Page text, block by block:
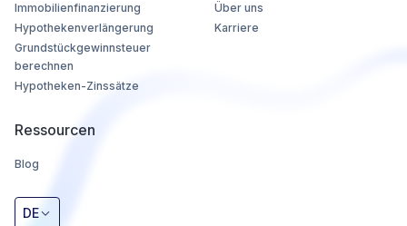
Immobilienfinanzierung
Hypothekenverlängerung
Grundstückgewinnsteuer
berechnen
Hypotheken-Zinssätze
Über uns
Karriere
Ressourcen
Blog
DE